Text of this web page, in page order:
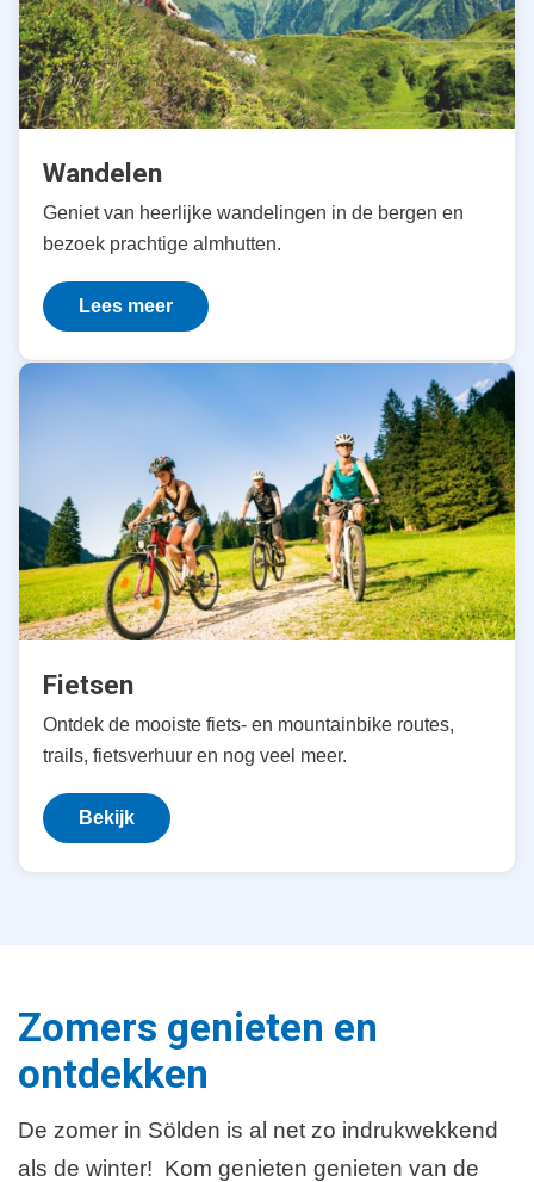
Wandelen
Geniet van heerlijke wandelingen in de bergen en
bezoek prachtige almhutten.
Lees meer
Fietsen
Ontdek de mooiste fiets- en mountainbike routes,
trails, fietsverhuur en nog veel meer.
Bekijk
Zomers genieten en
ontdekken
De zomer in Sölden is al net zo indrukwekkend
als de winter! Kom genieten genieten van de